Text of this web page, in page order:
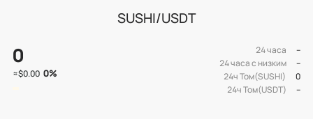
SUSHI/USDT
0
≈$0.00 0%
24 часа
--
24 часа с низким
--
24ч Том(SUSHI)
0
24ч Том(USDT)
--